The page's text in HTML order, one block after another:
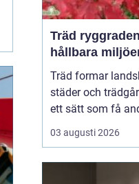
Träd ryggraden i
hållbara
Träd formar
städer och
ett sätt som få
växter gör. De
rum, ger skugga,
03 augusti 2026